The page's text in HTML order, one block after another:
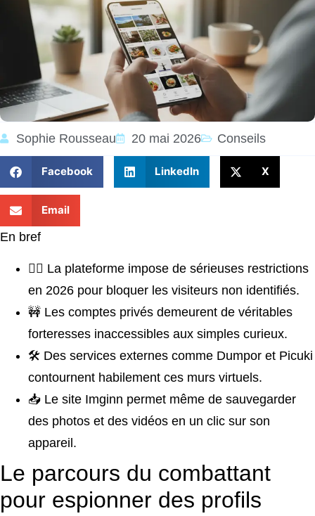
Sophie Rousseau 20 mai 2026 Conseils
Facebook LinkedIn X
Email
En bref
🕵️‍♂️ La plateforme impose de sérieuses restrictions
en 2026 pour bloquer les visiteurs non identifiés.
🚧 Les comptes privés demeurent de véritables
forteresses inaccessibles aux simples curieux.
🛠️ Des services externes comme Dumpor et Picuki
contournent habilement ces murs virtuels.
📥 Le site Imginn permet même de sauvegarder
des photos et des vidéos en un clic sur son
appareil.
Le parcours du combattant
pour espionner des profils